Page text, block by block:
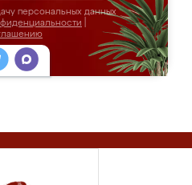
персональных данных